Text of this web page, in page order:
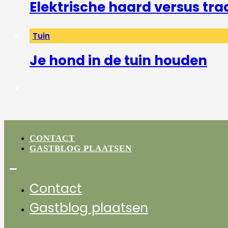
Elektrische haard versus
Tuin
Je hond in de tuin houden
CONTACT
GASTBLOG PLAATSEN
Contact
Gastblog plaatsen